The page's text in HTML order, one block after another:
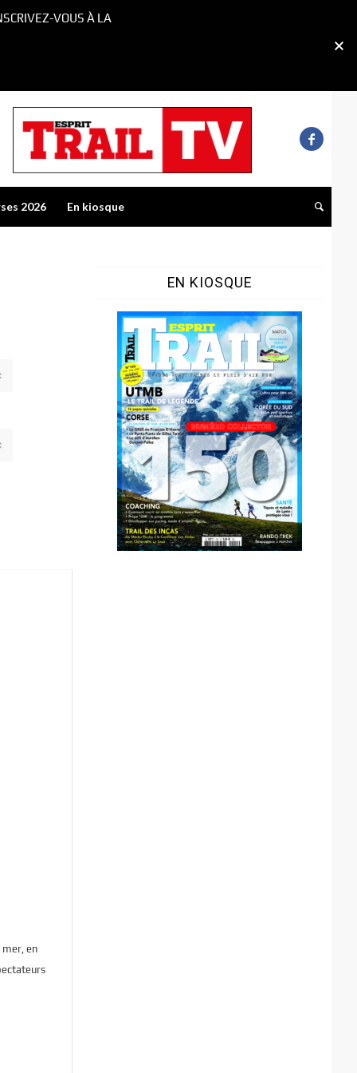
2026 En kiosque
mer, en
EN KIOSQUE
VOUS À LA